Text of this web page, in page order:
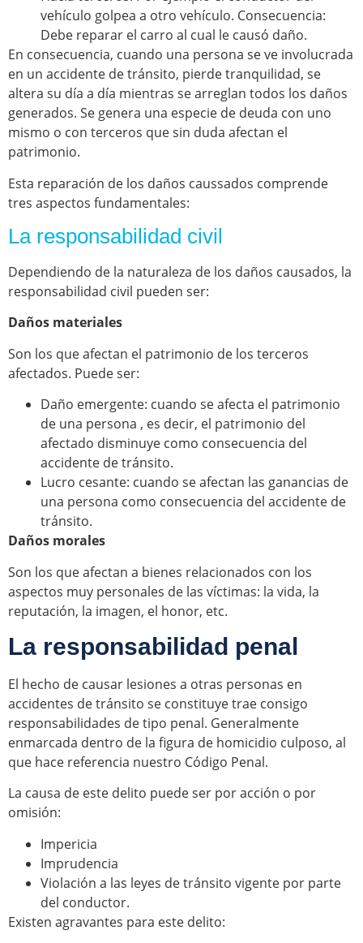
vehículo golpea a otro vehículo. Consecuencia:
Debe reparar el carro al cual le causó daño.
En consecuencia, cuando una persona se ve involucrada
en un accidente de tránsito, pierde tranquilidad, se
altera su día a día mientras se arreglan todos los daños
generados. Se genera una especie de deuda con uno
mismo o con terceros que sin duda afectan el
patrimonio.
Esta reparación de los daños caussados comprende
tres aspectos fundamentales:
La responsabilidad civil
Dependiendo de la naturaleza de los daños causados, la
responsabilidad civil pueden ser:
Daños materiales
Son los que afectan el patrimonio de los terceros
afectados. Puede ser:
Daño emergente: cuando se afecta el patrimonio
de una persona , es decir, el patrimonio del
afectado disminuye como consecuencia del
accidente de tránsito.
Lucro cesante: cuando se afectan las ganancias de
una persona como consecuencia del accidente de
tránsito.
Daños morales
Son los que afectan a bienes relacionados con los
aspectos muy personales de las víctimas: la vida, la
reputación, la imagen, el honor, etc.
La responsabilidad penal
El hecho de causar lesiones a otras personas en
accidentes de tránsito se constituye trae consigo
responsabilidades de tipo penal. Generalmente
enmarcada dentro de la figura de homicidio culposo, al
que hace referencia nuestro Código Penal.
La causa de este delito puede ser por acción o por
omisión:
Impericia
Imprudencia
Violación a las leyes de tránsito vigente por parte
del conductor.
Existen agravantes para este delito: